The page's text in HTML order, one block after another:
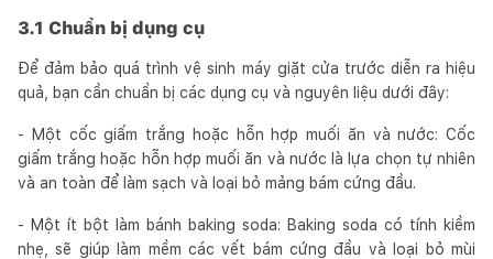
3.1 Chuẩn bị dụng cụ
Để đảm bảo quá trình vệ sinh máy giặt cửa trước diễn ra hiệu
quả, bạn cần chuẩn bị các dụng cụ và nguyên liệu dưới đây:
- Một cốc giấm trắng hoặc hỗn hợp muối ăn và nước: Cốc
giấm trắng hoặc hỗn hợp muối ăn và nước là lựa chọn tự nhiên
và an toàn để làm sạch và loại bỏ mảng bám cứng đầu.
- Một ít bột làm bánh baking soda: Baking soda có tính kiềm
nhẹ, sẽ giúp làm mềm các vết bám cứng đầu và loại bỏ mùi